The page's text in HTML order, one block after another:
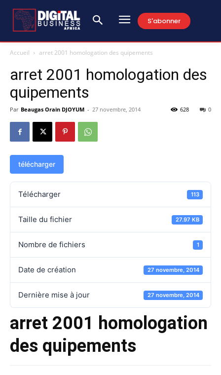
S'abonner
Accueil arret 2001 homologation des quipements
arret 2001 homologation des
quipements
Par Beaugas Orain DJOYUM - 27 novembre, 2014 0
628
télécharger
Télécharger 113
Taille du fichier 27.97 KB
Nombre de fichiers 1
Date de création 27 novembre, 2014
Dernière mise à jour 27 novembre, 2014
arret 2001 homologation
des quipements